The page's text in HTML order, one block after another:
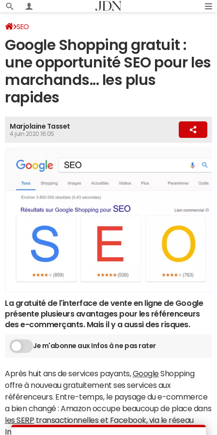
SEO
Google Shopping gratuit :
une opportunité SEO pour les
marchands... les plus
rapides
Marjolaine Tasset
4 juin 2020 16:05
La gratuité de l'interface de vente en ligne de Google
présente plusieurs avantages pour les référenceurs
des e-commerçants. Mais il y a aussi des risques.
Je m'abonne aux Infos à ne pas rater
Après huit ans de services payants,GoogleShopping
offre à nouveau gratuitement ses services aux
référenceurs. Entre-temps, le paysage du e-commerce
a bien changé : Amazon occupe beaucoup de place dans
les SERP transactionnelles et Facebook, via le réseau
Instagram, se présente comme un concurrent puissant.